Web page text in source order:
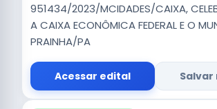
951434/2023/MCIDADES/CAIXA,
A CAIXA ECONÔMICA FEDERAL E O
PRAINHA/PA
Acessar edital Salvar